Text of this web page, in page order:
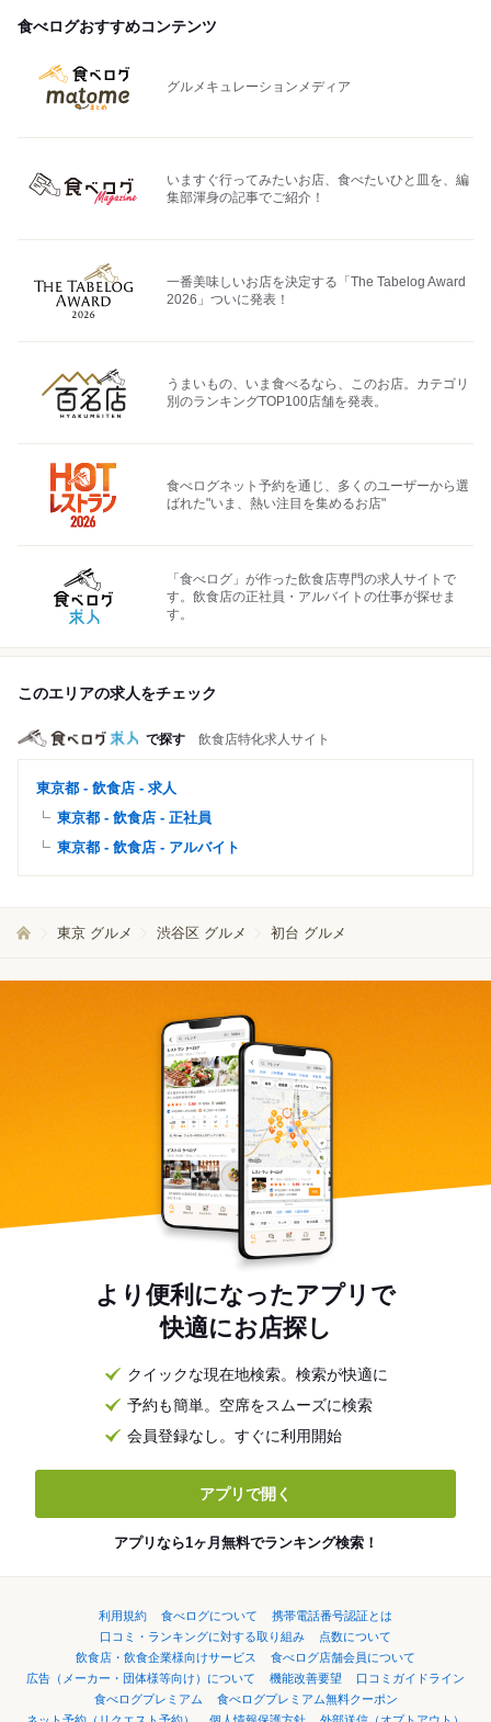
食べログおすすめコンテンツ
グルメキュレーションメディア
いますぐ行ってみたいお店、食べたいひと皿を、編
集部渾身の記事でご紹介！
一番美味しいお店を決定する「The Tabelog Award
2026」ついに発表！
うまいもの、いま食べるなら、このお店。カテゴリ
別のランキングTOP100店舗を発表。
食べログネット予約を通じ、多くのユーザーから選
ばれた"いま、熱い注目を集めるお店"
「食べログ」が作った飲食店専門の求人サイトで
す。飲食店の正社員・アルバイトの仕事が探せま
す。
このエリアの求人をチェック
で探す 飲食店特化求人サイト
東京都 - 飲食店 - 求人
東京都 - 飲食店 - 正社員
東京都 - 飲食店 - アルバイト
東京 グルメ 渋谷区 グルメ 初台 グルメ
より便利になったアプリで
快適にお店探し
クイックな現在地検索。検索が快適に
予約も簡単。空席をスムーズに検索
会員登録なし。すぐに利用開始
アプリで開く
アプリなら1ヶ月無料でランキング検索！
利用規約 食べログについて
携帯電話番号認証とは
口コミ・ランキングに対する取り組み
点数について
飲食店・飲食企業様向けサービス
食べログ店舗会員について
広告（メーカー・団体様等向け）について
機能改善要望
口コミガイドライン
食べログプレミアム
食べログプレミアム無料クーポン